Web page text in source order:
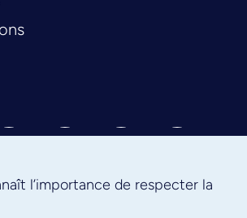
l’importance de respecter la